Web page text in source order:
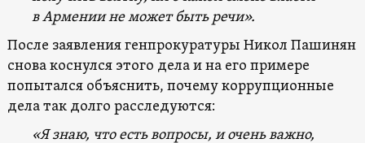
в Армении не может быть речи».
После заявления генпрокуратуры Никол Пашинян
снова коснулся этого дела и на его примере
попытался объяснить, почему коррупционные
дела так долго расследуются:
«Я знаю, что есть вопросы, и очень важно,